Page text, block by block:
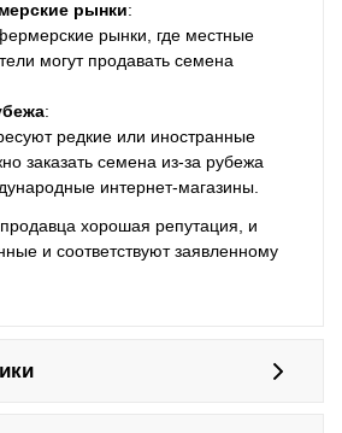
рынки:
рынки, где местные
могут продавать семена
:
редкие или иностранные
заказать семена из-за рубежа
интернет-магазины.
хорошая репутация, и
и соответствуют заявленному